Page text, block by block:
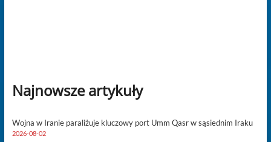
Najnowsze artykuły
Wojna w Iranie paraliżuje kluczowy port Umm Qasr w sąsiednim Iraku
2026-08-02